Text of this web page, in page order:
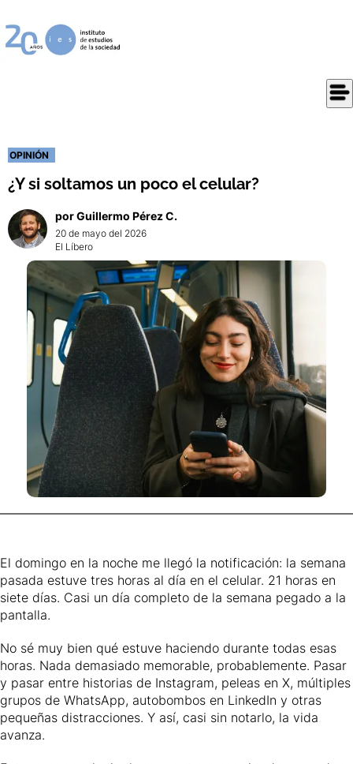
OPINIÓN
¿Y si soltamos un poco el celular?
porGuillermo Pérez C.
20 de mayo del 2026
El Líbero
El domingo en la noche me llegó la notificación: la semana
pasada estuve tres horas al día en el celular. 21 horas en
siete días. Casi un día completo de la semana pegado a la
pantalla.
No sé muy bien qué estuve haciendo durante todas esas
horas. Nada demasiado memorable, probablemente. Pasar
y pasar entre historias de Instagram, peleas en X, múltiples
grupos de WhatsApp, autobombos en LinkedIn y otras
pequeñas distracciones. Y así, casi sin notarlo, la vida
avanza.